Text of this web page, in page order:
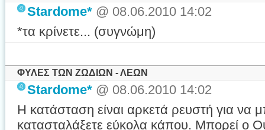
Stardome* @ 08.06.2010 14:02
*τα κρίνετε... (συγνώμη)
ΦΥΛΕΣ ΤΩΝ ΖΩΔΙΩΝ - ΛΕΩΝ
Stardome* @ 08.06.2010 14:02
Η κατάσταση είναι αρκετά ρευστή για να
κατασταλάξετε εύκολα κάπου. Μπορεί ο